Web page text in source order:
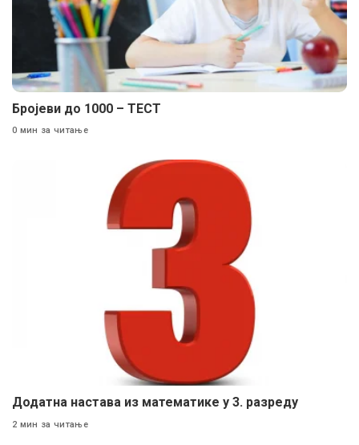
Бројеви до 1000 – ТЕСТ
0 мин за читање
Додатна настава из математике у 3. разреду
2 мин за читање